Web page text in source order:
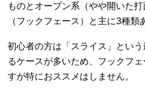
ものとオープン系（やや開いた
（フックフェース）と主に3種類
初心者の方は「スライス」とい
るケースが多いため、フックフ
すが特におススメはしません。